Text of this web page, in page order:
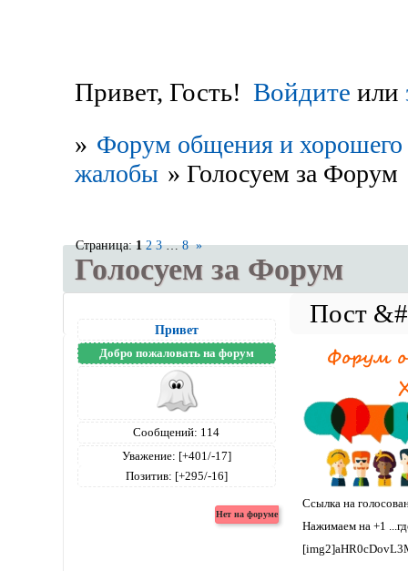
Привет, Гость! Войдите или
» Форум общения и хорошего
жалобы » Голосуем за Форум
Голосуем за Форум
Страница:1 2 3 … 8 »
Привет
Добро пожаловать на форум
Сообщений: 114
Уважение: [+401/-17]
Позитив: [+295/-16]
Ссылка на
Нажимаем на +1